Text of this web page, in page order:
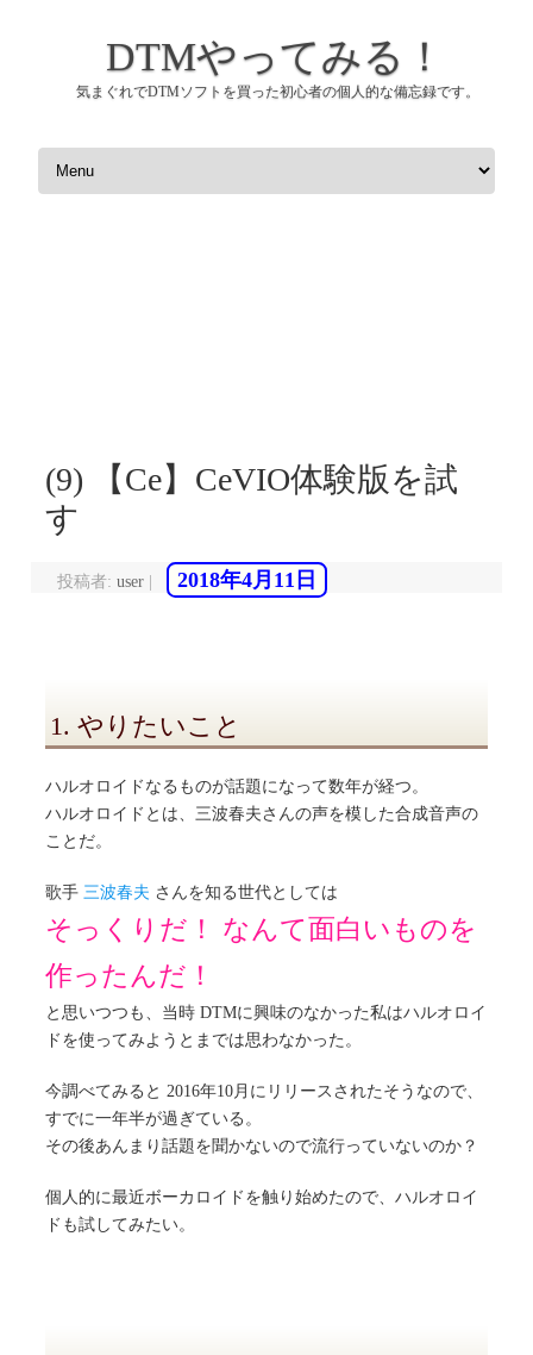
DTMやってみる！
気まぐれでDTMソフトを買った初心者の個人的な備忘録です。
コンテンツへスキップ
(9) 【Ce】CeVIO体験版を試
す
投稿者:user 2018年4月11日
1. やりたいこと
ハルオロイドなるものが話題になって数年が経つ。
ハルオロイドとは、三波春夫さんの声を模した合成音声の
ことだ。
歌手 三波春夫 さんを知る世代としては
そっくりだ！ なんて面白いものを
作ったんだ！
と思いつつも、当時 DTMに興味のなかった私はハルオロイ
ドを使ってみようとまでは思わなかった。
今調べてみると 2016年10月にリリースされたそうなので、
すでに一年半が過ぎている。
その後あんまり話題を聞かないので流行っていないのか？
個人的に最近ボーカロイドを触り始めたので、ハルオロイ
ドも試してみたい。